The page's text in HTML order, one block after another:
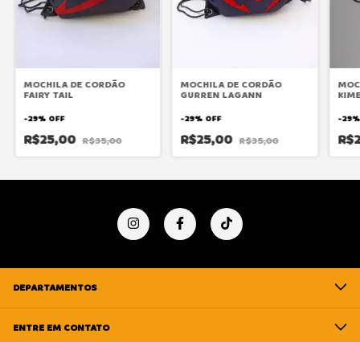
MOCHILA DE CORDÃO
FAIRY TAIL
-29% OFF
R$25,00 R$35,00
MOCHILA DE CORDÃO
GURREN LAGANN
-29% OFF
R$25,00 R$35,00
-29
DEPARTAMENTOS
ENTRE EM CONTATO